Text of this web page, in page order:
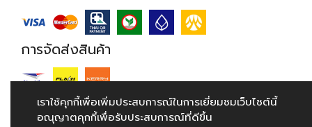
การจัดส่งสินค้า
เราใช้คุกกี้เพื่อเพิ่มประสบการณ์ในการเยี่ยมชมเว็บไซต์นี้
อณุญาตคุกกี้เพื่อรับประสบการณ์ที่ดีขึ้น